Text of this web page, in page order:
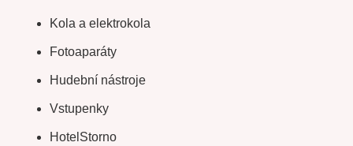
Kola a elektrokola
Fotoaparáty
Hudební nástroje
Vstupenky
HotelStorno